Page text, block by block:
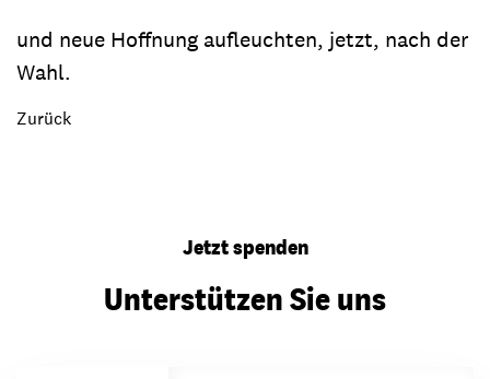
und neue Hoffnung aufleuchten, jetzt, nach der
Wahl.
Zurück
Jetzt spenden
Unterstützen Sie uns